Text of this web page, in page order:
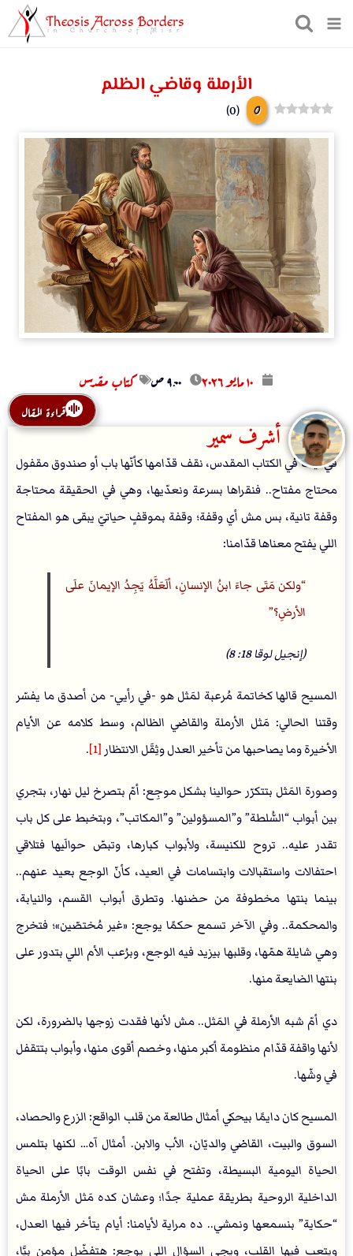
Theosis Across Borders
in Church of Misr
الأرملة وقاضي الظلم
0
(
0
)
۱۰ مايو ۲۰۲٦ ۹:۰۰ ص كتاب مقدس
قراءة المقال
أشرف سمير
في آيات في الكتاب المقدس، نقف قدّامها كأنّها باب أو صندوق مقفول
محتاج مفتاح.. فنقراها بسرعة ونعدّيها، وهي في الحقيقة محتاجة
وقفة تانية، بس مش أي وقفة؛ وقفة بموقفٍ حياتيّ يبقى هو المفتاح
اللي يفتح معناها قدّامنا:
ولكن مَتَى جاءَ ابنُ الإنسانِ، ألَعَلَّهُ يَجِدُ الإيمانَ علَى
الأرضِ؟
(إنجيل لوقا 18: 8)
المسيح قالها كخاتمة مُرعبة لمَثل هو -في رأيي- من أصدق ما يفسّر
وقتنا الحالي: مَثل الأرملة والقاضي الظالم، وسط كلامه عن الأيام
الأخيرة وما يصاحبها من تأخير العدل وثِقَل الانتظار [1]
.
وصورة المَثل بتتكرّر حوالينا بشكل موجِع: أمّ بتصرخ ليل نهار، بتجري
بين أبواب “السُّلطة” و”المسؤولين” و”المكاتب”، وبتخبط على كل باب
تقدر عليه.. تروح للكنيسة، ولأبواب كبارها، وتبصّ حوالَيها فتلاقي
احتفالات واستقبالات وابتسامات في العيد، كأنّ الوجع بعيد عنهم..
بينما بنتها مخطوفة من حضنها. وتطرق أبواب القسم، والنيابة،
والمحكمة.. وفي الآخر تسمع حكمًا يوجع: «غير مُختصّين»؛ فتخرج
وهي شايلة همّها، وقلبها بيزيد فيه الوجع، وبرُعب الأم اللي بتدور على
بنتها الضايعة منها.
دي أمّ شبه الأرملة في المَثل.. مش لأنها فقدت زوجها بالضرورة، لكن
لأنها واقفة قدّام منظومة أكبر منها، وخصم أقوى منها، وأبواب بتتقفل
في وشّها.
المسيح كان دايمًا بيحكي أمثال طالعة من قلب الواقع: الزرع والحصاد،
السوق والبيت، القاضي والديّان، الأب والابن. أمثال آه… لكنها بتلمس
الحياة اليومية البسيطة، وتفتح في نفس الوقت بابًا على الحياة
الداخلية الروحية بطريقة عملية جدًا؛ وعشان كده مَثل الأرملة مش
“حكاية” بنسمعها ونمشي.. ده مراية لأيامنا: أيام يتأخر فيها العدل،
ويتعب فيها القلب، ويجي السؤال اللي يوجع: هتفضّل مؤمن بيَّا،